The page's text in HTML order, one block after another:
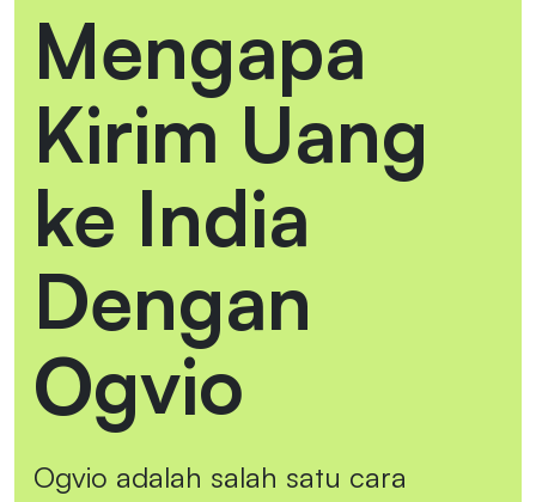
Mengapa
Kirim Uang
ke India
Dengan
Ogvio
Ogvio adalah salah satu cara